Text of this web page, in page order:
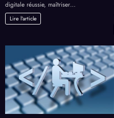
digitale réussie, maîtriser…
Lire l'article